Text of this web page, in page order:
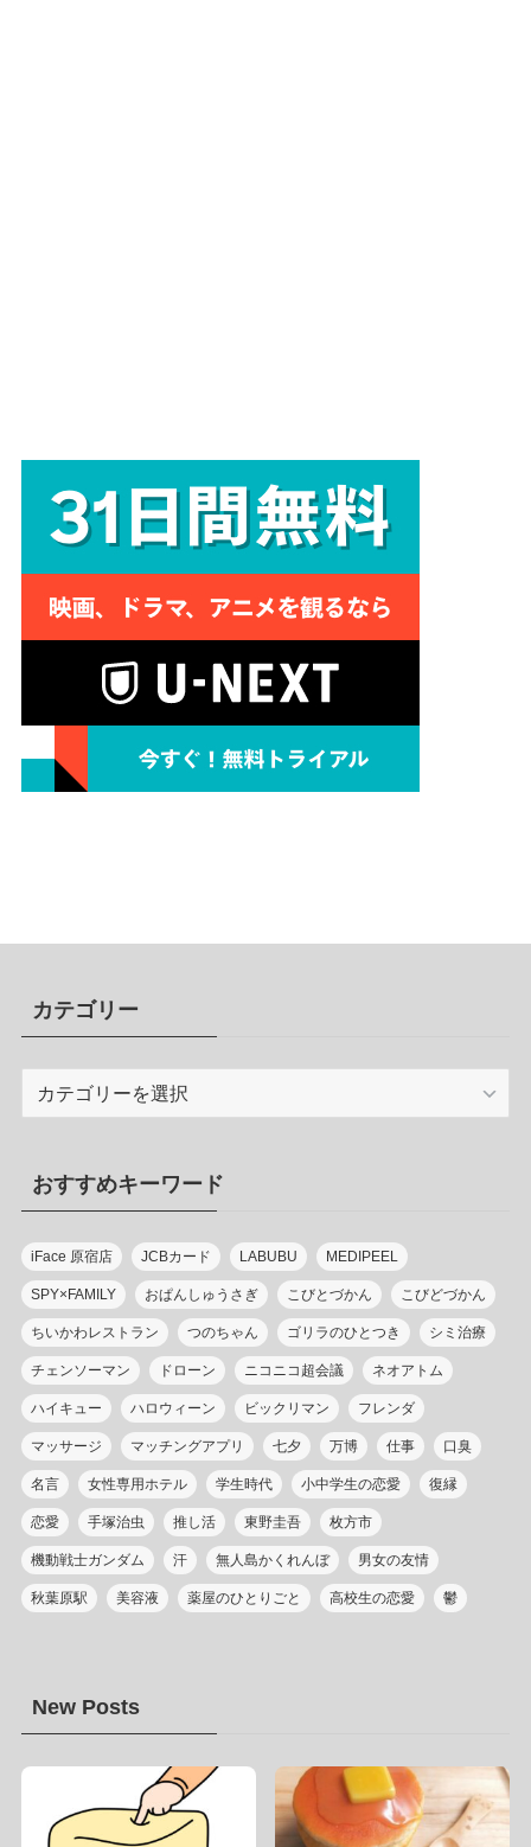
カテゴリー
リ
ー
おすすめキーワード
iFace 原宿店 JCBカード LABUBU MEDIPEEL
SPY×FAMILY おぱんしゅうさぎ こびとづかん こびどづかん
ちいかわレストラン つのちゃん ゴリラのひとつき シミ治療
チェンソーマン ドローン ニコニコ超会議 ネオアトム
ハイキュー ハロウィーン ビックリマン フレンダ
マッサージ マッチングアプリ 七夕 万博 仕事 口臭
名言 女性専用ホテル 学生時代 小中学生の恋愛 復縁
恋愛 手塚治虫 推し活 東野圭吾 枚方市
機動戦士ガンダム 汗 無人島かくれんぼ 男女の友情
秋葉原駅 美容液 薬屋のひとりごと 高校生の恋愛 鬱
New Posts